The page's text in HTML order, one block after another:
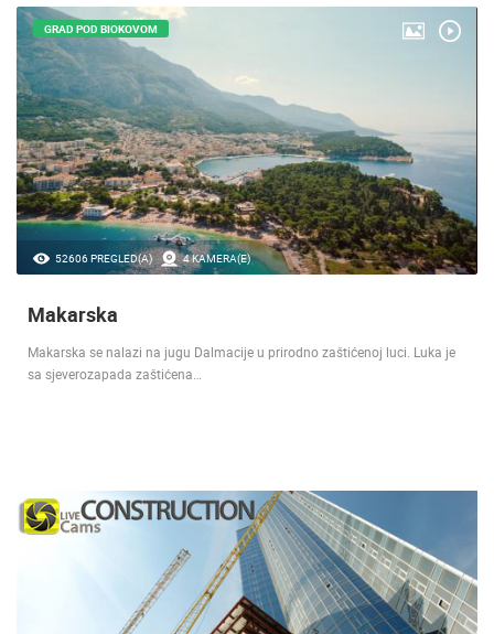
52606 PREGLED(A) 4 KAMERA(E)
GRAD POD BIOKOVOM
Makarska
Makarska se nalazi na jugu Dalmacije u prirodno zaštićenoj luci. Luka je
sa sjeverozapada zaštićena…